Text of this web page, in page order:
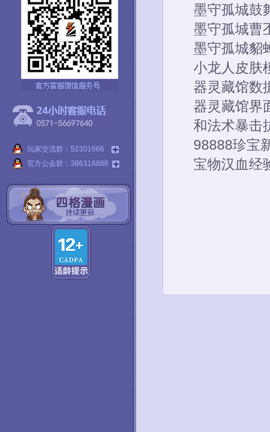
玩家交流群：52301666
官方公会群：386316886
墨守孤城鼓
墨守孤城曹
墨守孤城貂
小龙人皮肤
器灵藏馆数
器灵藏馆界
和法术暴击
98888珍宝
宝物汉血经